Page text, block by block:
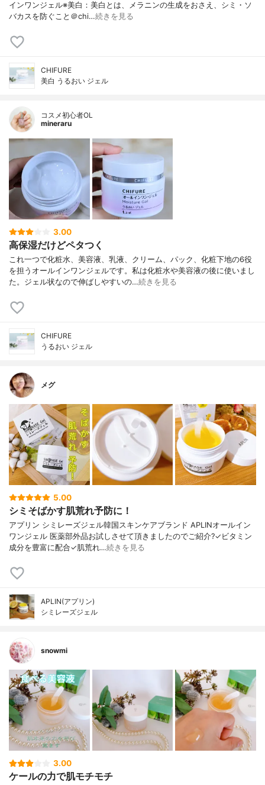
インワンジェル※美白：美白とは、メラニンの生成をおさえ、シミ・ソ
バカスを防ぐこと＠chi…続きを見る
CHIFURE
美白 うるおい ジェル
コスメ初心者OL
mineraru
3.00
高保湿だけどペタつく
これ一つで化粧水、美容液、乳液、クリーム、パック、化粧下地の6役
を担うオールインワンジェルです。私は化粧水や美容液の後に使いまし
た。ジェル状なので伸ばしやすいの…続きを見る
CHIFURE
うるおい ジェル
メグ
5.00
シミそばかす肌荒れ予防に！
アプリン シミレーズジェル韓国スキンケアブランド APLINオールイン
ワンジェル 医薬部外品お試しさせて頂きましたのでご紹介?✓ビタミン
成分を豊富に配合✓肌荒れ…続きを見る
APLIN(アプリン)
シミレーズジェル
snowmi
3.00
ケールの力で肌モチモチ